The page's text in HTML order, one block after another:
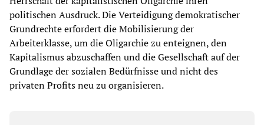
politischen Ausdruck. Die Verteidigung demokratischer
Grundrechte erfordert die Mobilisierung der
Arbeiterklasse, um die Oligarchie zu enteignen, den
Kapitalismus abzuschaffen und die Gesellschaft auf der
Grundlage der sozialen Bedürfnisse und nicht des
privaten Profits neu zu organisieren.